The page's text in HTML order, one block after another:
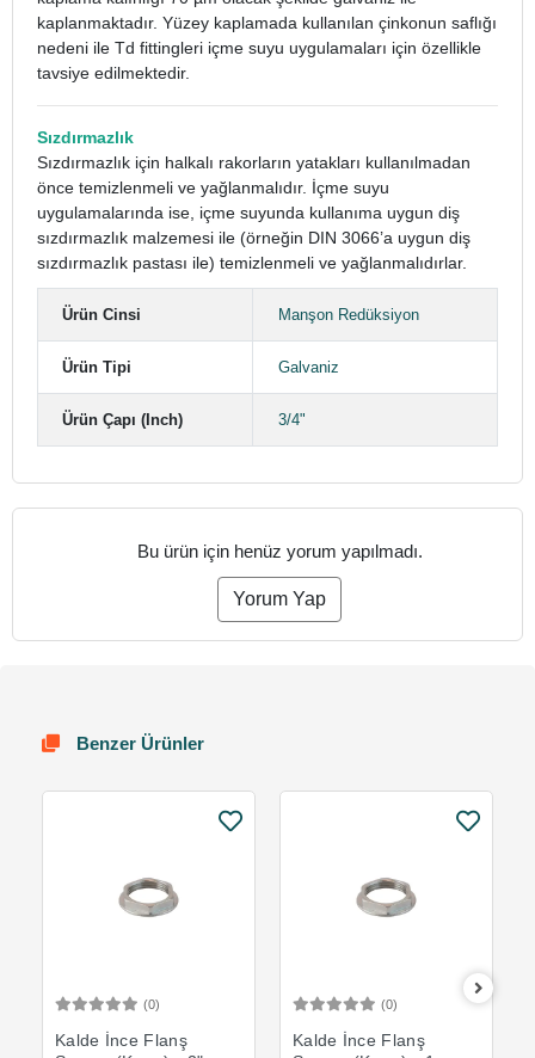
kaplanmaktadır. Yüzey kaplamada kullanılan çinkonun saflığı
nedeni ile Td fittingleri içme suyu uygulamaları için özellikle
tavsiye edilmektedir.
Sızdırmazlık
Sızdırmazlık için halkalı rakorların yatakları kullanılmadan
önce temizlenmeli ve yağlanmalıdır. İçme suyu
uygulamalarında ise, içme suyunda kullanıma uygun diş
sızdırmazlık malzemesi ile (örneğin DIN 3066’a uygun diş
sızdırmazlık pastası ile) temizlenmeli ve yağlanmalıdırlar.
Ürün Cinsi Manşon Redüksiyon
Ürün Tipi Galvaniz
Ürün Çapı (Inch) 3/4"
Bu ürün için henüz yorum yapılmadı.
Yorum Yap
Benzer Ürünler
(0)
Kalde İnce Flanş
(0)
Kalde İnce Flanş